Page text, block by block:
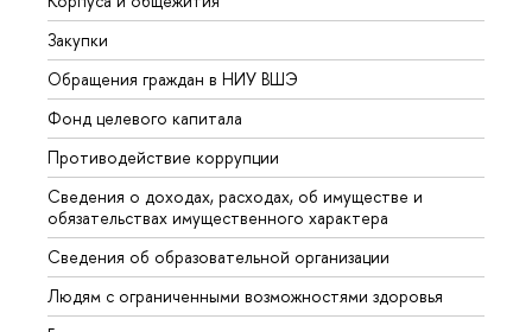
Закупки
Обращения граждан в НИУ ВШЭ
Фонд целевого капитала
Противодействие коррупции
Сведения о доходах, расходах, об имуществе и
обязательствах имущественного характера
Сведения об образовательной организации
Людям с ограниченными возможностями здоровья